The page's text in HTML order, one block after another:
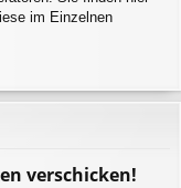
im Einzelnen
verschicken!